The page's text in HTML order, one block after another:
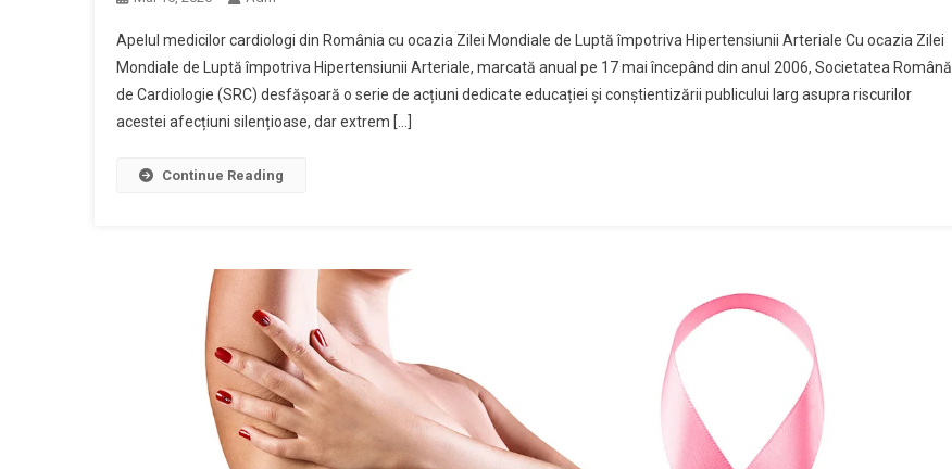
Apelul medicilor cardiologi din România cu ocazia Zilei Mondiale de Luptă împotriva Hipertensiunii Arteriale Cu ocazia Zilei
Mondiale de Luptă împotriva Hipertensiunii Arteriale, marcată anual pe 17 mai începând din anul 2006, Societatea Română
de Cardiologie (SRC) desfășoară o serie de acțiuni dedicate educației și conștientizării publicului larg asupra riscurilor
acestei afecțiuni silențioase, dar extrem […]
Continue Reading